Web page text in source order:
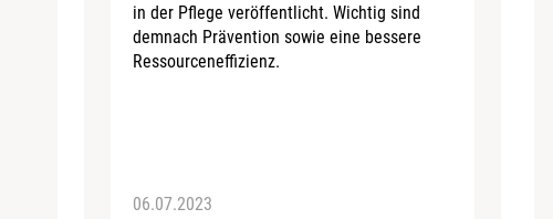
in der Pflege veröffentlicht. Wichtig sind
demnach Prävention sowie eine bessere
Ressourceneffizienz.
06.07.2023